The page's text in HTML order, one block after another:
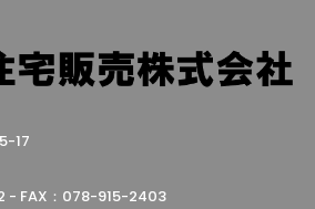
17
- FAX：078-915-2403